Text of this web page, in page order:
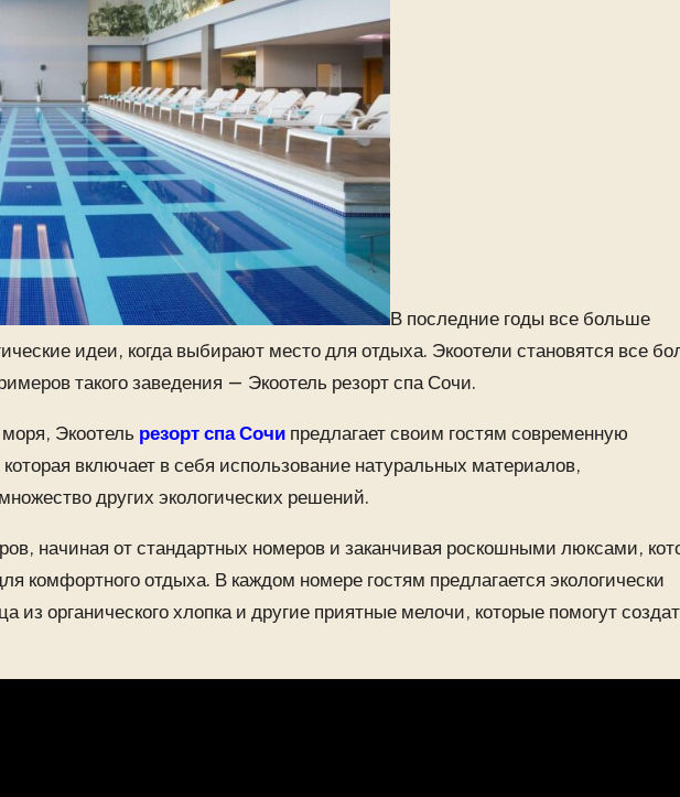
В последние годы все больше
идеи, когда выбирают место для отдыха. Экоотели становятся все
такого заведения — Экоотель резорт спа Сочи.
Экоотель резорт спа Сочи предлагает своим гостям современную
включает в себя использование натуральных материалов,
других экологических решений.
начиная от стандартных номеров и заканчивая роскошными люксами,
комфортного отдыха. В каждом номере гостям предлагается экологически
из органического хлопка и другие приятные мелочи, которые помогут